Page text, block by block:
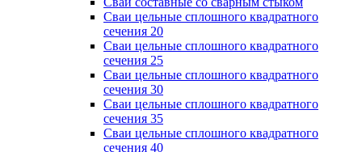
Сваи цельные сплошного квадратного
сечения 20
Сваи цельные сплошного квадратного
сечения 25
Сваи цельные сплошного квадратного
сечения 30
Сваи цельные сплошного квадратного
сечения 35
Сваи цельные сплошного квадратного
сечения 40